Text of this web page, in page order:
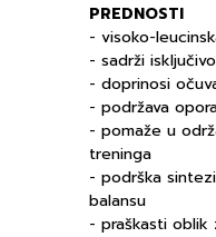
PREDNOSTI
- visoko-
- sadrži
- doprinosi
- podržava
- pomaže u
treninga
- podrška
balansu
- praškasti oblik